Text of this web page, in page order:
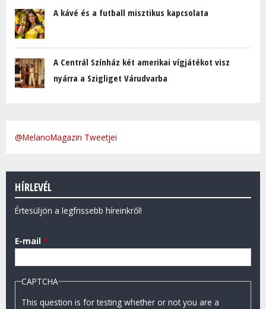
A kávé és a futball misztikus kapcsolata
A Centrál Színház két amerikai vígjátékot visz
nyárra a Szigliget Várudvarba
@MelanoMagazin Tweetjei
HÍRLEVÉL
Értesüljön a legfrissebb híreinkről!
E-mail *
CAPTCHA
This question is for testing whether or not you are a